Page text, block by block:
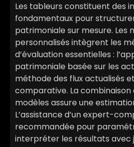
Les tableurs constituent des
fondamentaux pour
patrimoniale sur mesure. Les
personnalisés intègrent les
d’évaluation essentielles :
patrimoniale basée sur les
méthode des flux actualisés
comparative. La combinaison
modèles assure une
L’assistance d’un expert-
recommandée pour
interpréter les résultats avec